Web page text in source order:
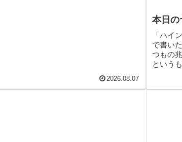
2026.08.07
本日の
「ハイ
で書い
つもの
という
ない訳
くので
で、本